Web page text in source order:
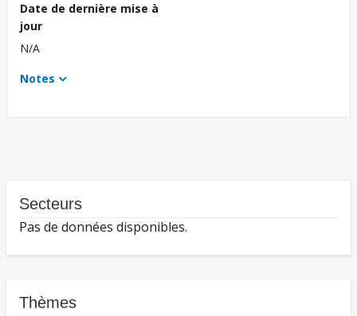
Date de dernière mise à
jour
N/A
Notes
Secteurs
Pas de données disponibles.
Thèmes